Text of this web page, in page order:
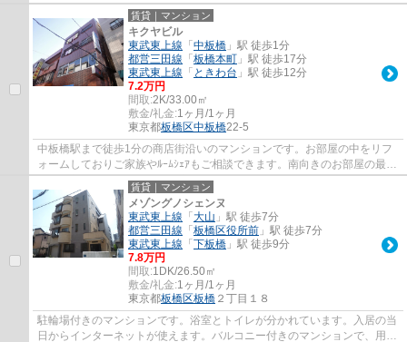
賃貸｜マンション
キクヤビル
東武東上線 「 中板橋 」駅 徒歩1分
都営三田線 「 板橋本町 」駅 徒歩17分
東武東上線 「 ときわ台 」駅 徒歩12分
7.2万円
間取:2K/33.00㎡
敷金/礼金:1ヶ月/1ヶ月
東京都板橋区中板橋22-5
中板橋駅まで徒歩1分の商店街沿いのマンションです。お部屋の中をリフ
ォームしておりご家族やﾙｰﾑｼｪｱもご相談できます。南向きのお部屋の最上
階の角部屋で風通しや眺望も良好です。
賃貸｜マンション
メゾングノシェンヌ
東武東上線 「 大山 」駅 徒歩7分
都営三田線 「 板橋区役所前 」駅 徒歩7分
東武東上線 「 下板橋 」駅 徒歩9分
7.8万円
間取:1DK/26.50㎡
敷金/礼金:1ヶ月/1ヶ月
東京都板橋区板橋 ２丁目１８
駐輪場付きのマンションです。浴室とトイレが分かれています。入居の当
日からインターネットが使えます。バルコニー付きのマンションで、用途